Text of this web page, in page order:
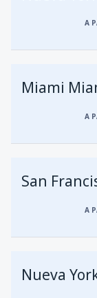
A
Miami
A
San
A
Nueva